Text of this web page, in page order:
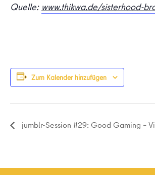
Quelle: www.thikwa.de/sisterhood-
Zum Kalender hinzufügen
jumblr-Session #29: Good Gaming –